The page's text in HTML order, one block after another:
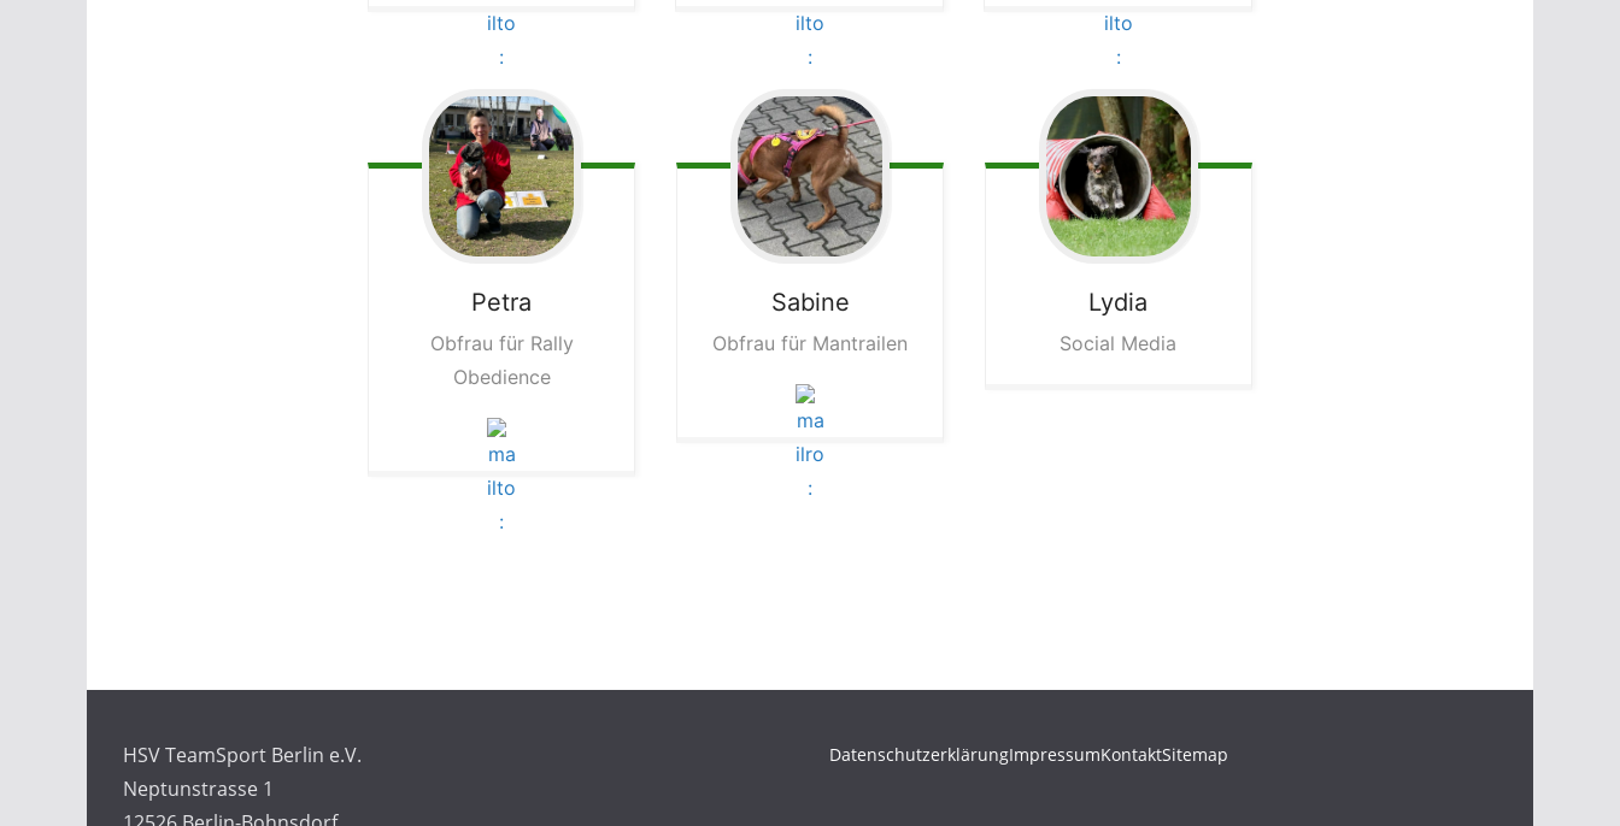
Petra
Obfrau für Rally
Obedience
Sabine
Obfrau für Mantrailen
Lydia
Social Media
HSV TeamSport Berlin e.V.
Neptunstrasse 1
DatenschutzerklärungImpressumKontaktSitemap